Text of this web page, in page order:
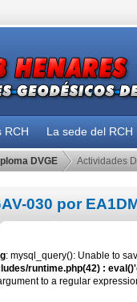
RCH La sede del RCH
DVGE Actividades
030 por
: mysql_query(): Unable to
runtime.php(42) :
to a regular